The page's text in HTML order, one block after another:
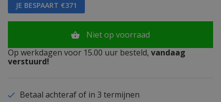
JE BESPAART €371
Niet op voorraad
Op werkdagen voor 15.00 uur besteld, vandaag
verstuurd!
Betaal achteraf of in 3 termijnen